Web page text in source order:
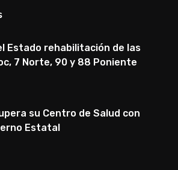
Estado rehabilitación de las
7 Norte, 90 y 88 Poniente
su Centro de Salud con
Estatal